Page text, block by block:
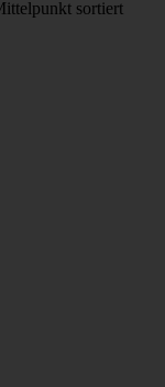
sortiert